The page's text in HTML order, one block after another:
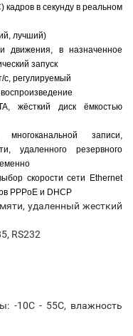
кадров в секунду в реальном
лучший)
движения, в назначенное
запуск
c, регулируемый
жёсткий диск ёмкостью
многоканальной записи,
удаленного резервного
скорости сети Ethernet
PPPoE и DHCP
удаленный жесткий
RS232
-10С - 55С, влажность